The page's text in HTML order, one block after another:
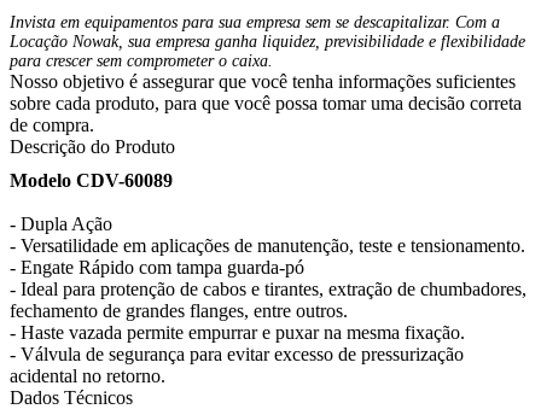
Invista em equipamentos para sua empresa sem se descapitalizar. Com a
Locação Nowak, sua empresa ganha liquidez, previsibilidade e flexibilidade
para crescer sem comprometer o caixa.
Nosso objetivo é assegurar que você tenha informações suficientes
sobre cada produto, para que você possa tomar uma decisão correta
de compra.
Descrição do Produto
Modelo CDV-60089
- Dupla Ação
- Versatilidade em aplicações de manutenção, teste e tensionamento.
- Engate Rápido com tampa guarda-pó
- Ideal para protenção de cabos e tirantes, extração de chumbadores,
fechamento de grandes flanges, entre outros.
- Haste vazada permite empurrar e puxar na mesma fixação.
- Válvula de segurança para evitar excesso de pressurização
acidental no retorno.
Dados Técnicos